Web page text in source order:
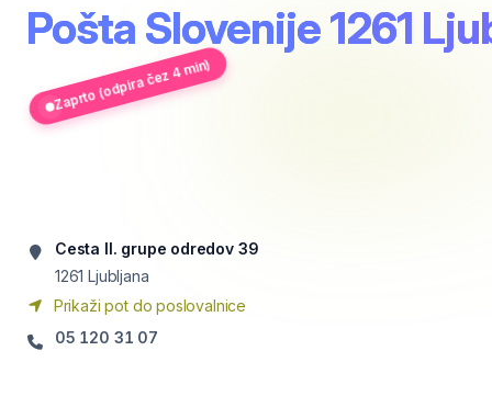
Pošta Slovenije 1261
Zaprto (odpira čez 4 min)
Cesta II. grupe odredov 39
1261 Ljubljana
Prikaži pot do poslovalnice
05 120 31 07